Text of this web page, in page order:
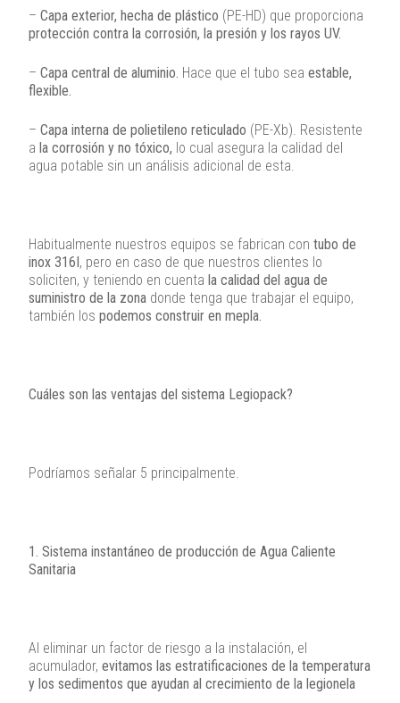
– Capa exterior, hecha de plástico (PE-HD) que proporciona
protección contra la corrosión, la presión y los rayos UV.
– Capa central de aluminio. Hace que el tubo sea estable,
flexible.
– Capa interna de polietileno reticulado (PE-Xb). Resistente
a la corrosión y no tóxico, lo cual asegura la calidad del
agua potable sin un análisis adicional de esta.
Habitualmente nuestros equipos se fabrican con tubo de
inox 316I , pero en caso de que nuestros clientes lo
soliciten, y teniendo en cuenta la calidad del agua de
suministro de la zona donde tenga que trabajar el equipo,
también los podemos construir en mepla.
Cuáles son las ventajas del sistema Legiopack?
Podríamos señalar 5 principalmente.
1. Sistema instantáneo de producción de Agua Caliente
Sanitaria
Al eliminar un factor de riesgo a la instalación, el
acumulador, evitamos las estratificaciones de la temperatura
y los sedimentos que ayudan al crecimiento de la legionela